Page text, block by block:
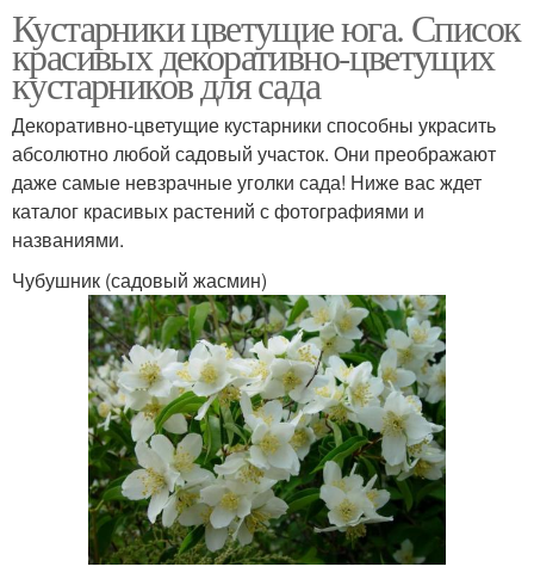
Кустарники цветущие юга. Список
красивых декоративно-цветущих
кустарников для сада
Декоративно-цветущие кустарники способны украсить
абсолютно любой садовый участок. Они преображают
даже самые невзрачные уголки сада! Ниже вас ждет
каталог красивых растений с фотографиями и
названиями.
Чубушник (садовый жасмин)